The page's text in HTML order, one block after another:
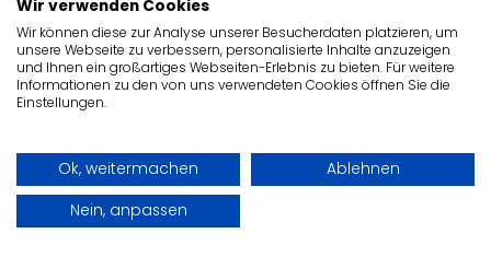
Wir verwenden Cookies
Wir können diese zur Analyse unserer Besucherdaten platzieren, um
unsere Webseite zu verbessern, personalisierte Inhalte anzuzeigen
und Ihnen ein großartiges Webseiten-Erlebnis zu bieten. Für weitere
Informationen zu den von uns verwendeten Cookies öffnen Sie die
Einstellungen.
Ok, weitermachen
Ablehnen
Nein, anpassen